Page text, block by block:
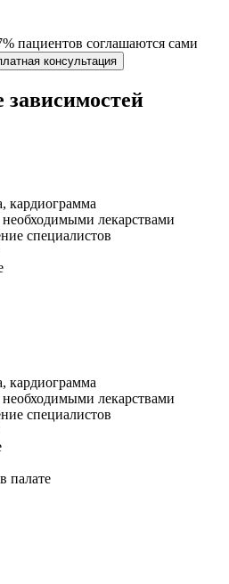
пациентов соглашаются сами
консультация
кардиограмма
лекарствами
специалистов
кардиограмма
лекарствами
специалистов
палате